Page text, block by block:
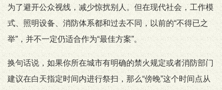
为了避开公众视线，减少惊扰别人。但在现代社会，工作模
式、照明设备、消防体系都和过去不同，以前的“不得已之
举”，并不一定仍适合作为“最佳方案”。
换句话说，如果你所在城市有明确的禁火规定或者消防部门
建议在白天指定时间内进行祭扫，那么“傍晚”这个时间点从